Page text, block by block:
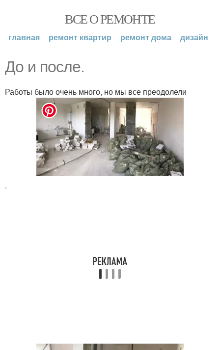
ВСЕ О РЕМОНТЕ
главная ремонт квартир ремонт дома дизайн
До и после.
Работы было очень много, но мы все преодолели
.